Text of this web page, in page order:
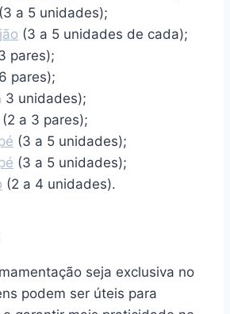
(3 a 5 unidades);
(3 a 5 unidades de cada);
pares);
pares);
3 unidades);
(2 a 3 pares);
(3 a 5 unidades);
(3 a 5 unidades);
(2 a 4 unidades).
seja exclusiva no
podem ser úteis para